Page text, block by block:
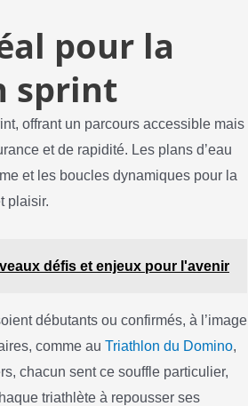
pour la
sprint
offrant un parcours accessible mais
et de rapidité. Les plans d’eau
et les boucles dynamiques pour la
plaisir.
défis et enjeux pour l'avenir
débutants ou confirmés, à l’image
comme au Triathlon du Domino,
chacun sent ce souffle particulier,
triathlète à repousser ses